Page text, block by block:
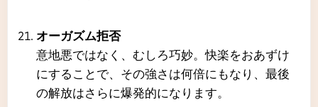
オーガズム拒否
意地悪ではなく、むしろ巧妙。快楽をおあずけ
にすることで、その強さは何倍にもなり、最後
の解放はさらに爆発的になります。